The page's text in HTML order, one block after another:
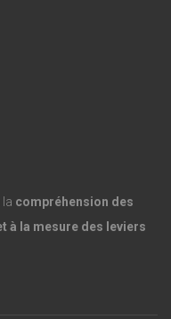
la compréhension des
à la mesure des leviers